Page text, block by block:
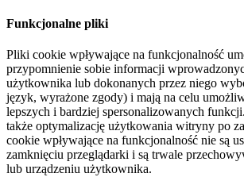
Funkcjonalne pliki
Pliki cookie wpływające na funkcjonalność
przypomnienie sobie informacji
użytkownika lub dokonanych przez niego
język, wyrażone zgody) i mają na celu
lepszych i bardziej spersonalizowanych
także optymalizację użytkowania witryny po
cookie wpływające na funkcjonalność nie są
zamknięciu przeglądarki i są trwale
lub urządzeniu użytkownika.